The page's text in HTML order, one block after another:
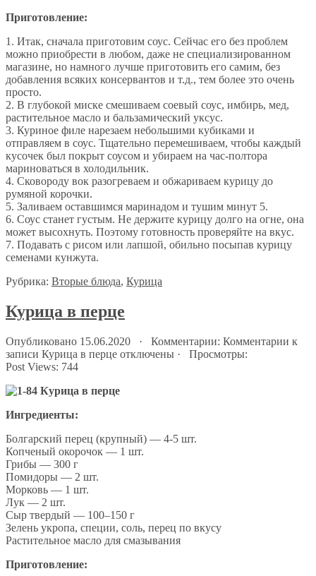
Приготовление:
1. Итак, сначала приготовим соус. Сейчас его без проблем
можно приобрести в любом, даже не специализированном
магазине, но намного лучше приготовить его самим, без
добавления всяких консервантов и т.д., тем более это очень
просто.
2. В глубокой миске смешиваем соевый соус, имбирь, мед,
растительное масло и бальзамический уксус.
3. Куриное филе нарезаем небольшими кубиками и
отправляем в соус. Тщательно перемешиваем, чтобы каждый
кусочек был покрыт соусом и убираем на час-полтора
мариноваться в холодильник.
4. Сковороду вок разогреваем и обжариваем курицу до
румяной корочки.
5. Заливаем оставшимся маринадом и тушим минут 5.
6. Соус станет густым. Не держите курицу долго на огне, она
может высохнуть. Поэтому готовность проверяйте на вкус.
7. Подавать с рисом или лапшой, обильно посыпав курицу
семенами кунжута.
Рубрика: Вторые блюда, Курица
Курица в перце
Опубликовано 15.06.2020 · Комментарии: Комментарии к
записи Курица в перце отключены · Просмотры:
Post Views: 744
Ингредиенты:
Болгарский перец (крупный) — 4-5 шт.
Копченый окорочок — 1 шт.
Грибы — 300 г
Помидоры — 2 шт.
Морковь — 1 шт.
Лук — 2 шт.
Сыр твердый — 100–150 г
Зелень укропа, специи, соль, перец по вкусу
Растительное масло для смазывания
Приготовление: